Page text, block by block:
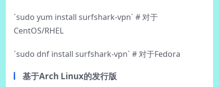
`sudo yum install surfshark-vpn` # 对于
CentOS/RHEL
`sudo dnf install surfshark-vpn` # 对于Fedora
基于Arch Linux的发行版